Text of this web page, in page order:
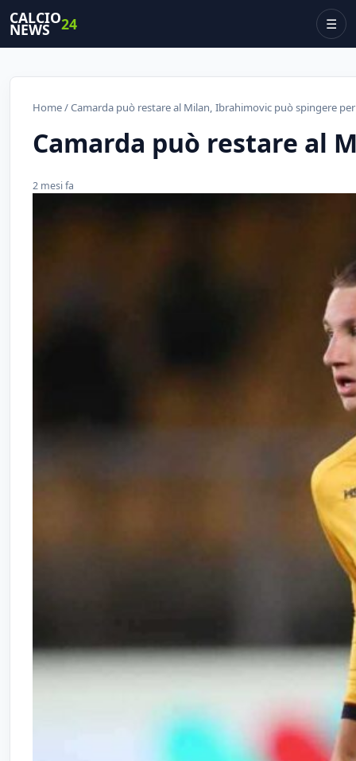
CALCIO
NEWS 24 ☰
Home/ Camarda può restare al Milan, Ibrahimovic può spingere
Camarda può restare al
2 mesi fa